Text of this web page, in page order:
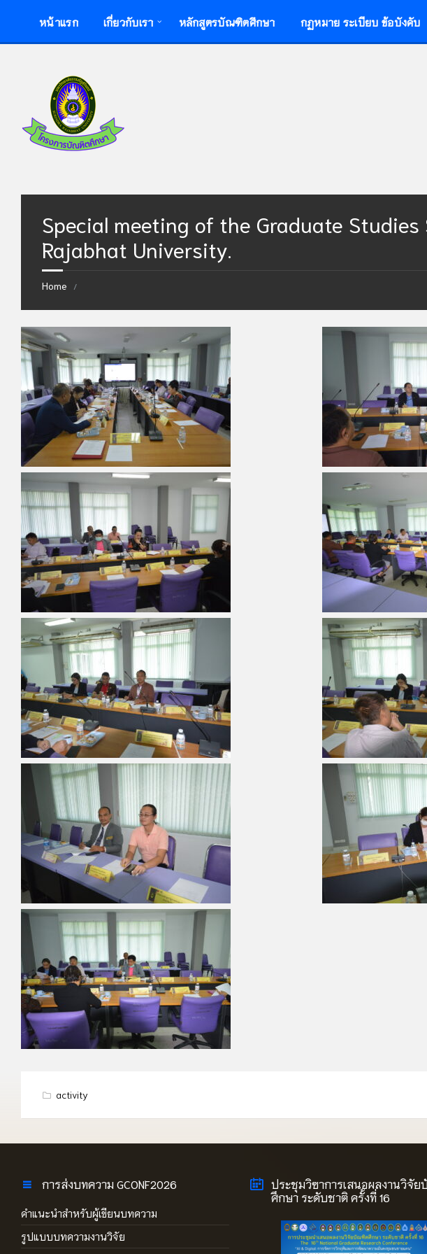
content
footer
หน้าแรก เกี่ยวกับเรา หลักสูตรบัณฑิตศึกษา กฏหมาย ระเบียบ ข้อบังคับ
Special meeting of the Graduate
Rajabhat University.
Home /
activity
การส่งบทความ GCONF2026
คำแนะนำสำหรับผู้เขียนบทความ
รูปแบบบทความงานวิจัย
ประชุมวิฃาการเสนอผลงานวิจั
ศึกษา ระดับชาติ ครั้งที่ 16